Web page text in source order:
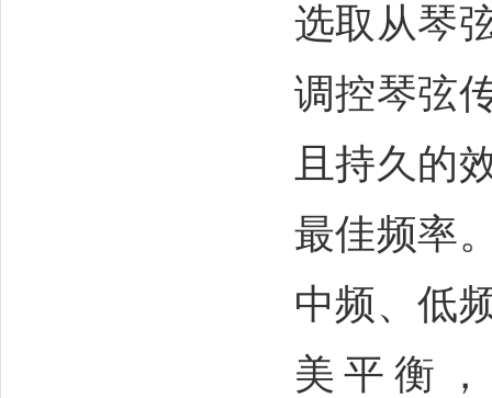
选取从琴
调控琴弦
且持久的
最佳频率
中频、低
美平衡